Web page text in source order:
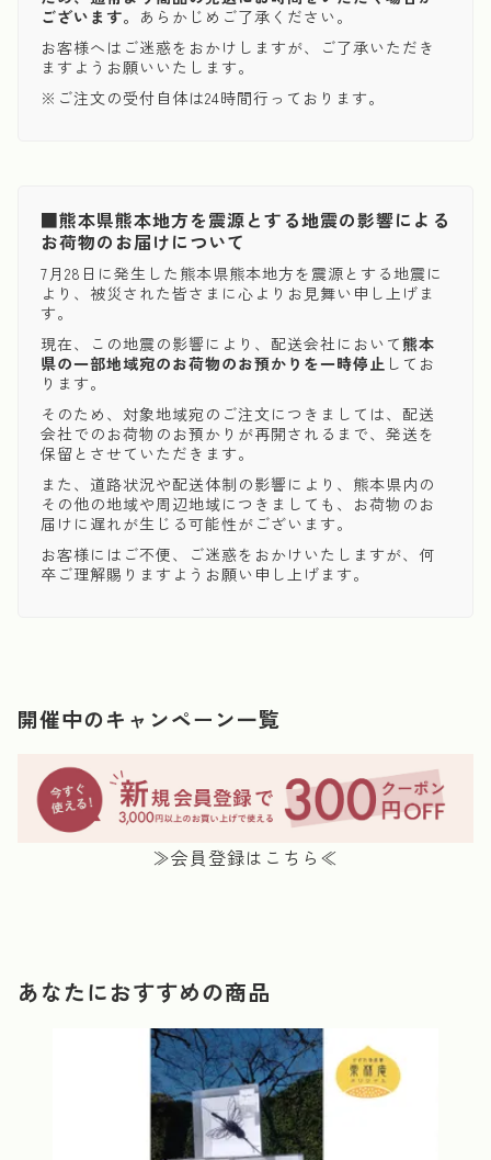
ございます。 あらかじめご了承ください。
お客様へはご迷惑をおかけしますが、ご了承いただき
ますようお願いいたします。
※ご注文の受付自体は24時間行っております。
■熊本県熊本地方を震源とする地震の影響による
お荷物のお届けについて
7月28日に発生した熊本県熊本地方を震源とする地震に
より、被災された皆さまに心よりお見舞い申し上げま
す。
現在、この地震の影響により、配送会社において熊本
県の一部地域宛のお荷物のお預かりを一時停止 してお
ります。
そのため、対象地域宛のご注文につきましては、配送
会社でのお荷物のお預かりが再開されるまで、発送を
保留とさせていただきます。
また、道路状況や配送体制の影響により、熊本県内の
その他の地域や周辺地域につきましても、お荷物のお
届けに遅れが生じる可能性がございます。
お客様にはご不便、ご迷惑をおかけいたしますが、何
卒ご理解賜りますようお願い申し上げます。
開催中のキャンペーン一覧
≫会員登録はこちら≪
あなたにおすすめの商品